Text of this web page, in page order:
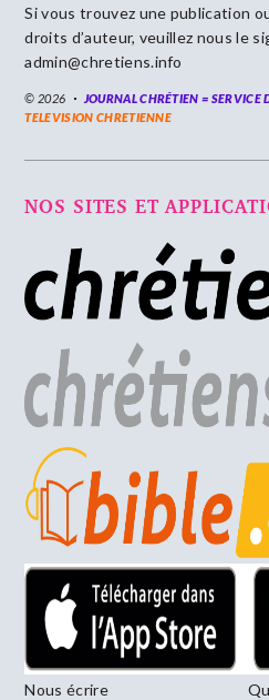
Si vous trouvez une publication
droits d’auteur, veuillez nous le
admin@chretiens.info
© 2026 JOURNAL CHRÉTIEN = SERVICE
TELEVISION CHRETIENNE
NOS SITES ET
Nous écrire